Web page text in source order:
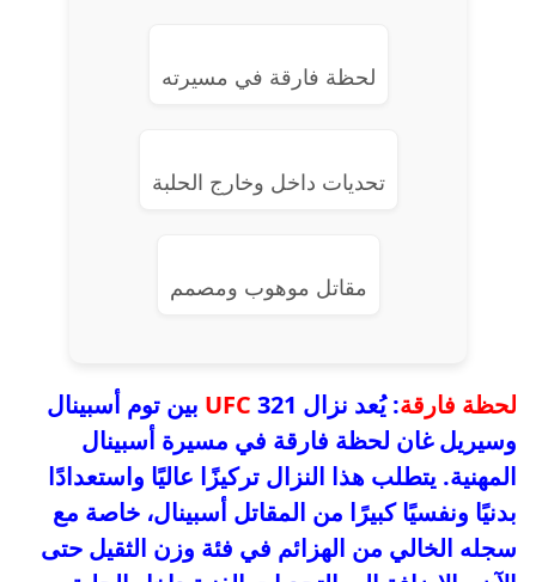
لحظة فارقة في مسيرته
تحديات داخل وخارج الحلبة
مقاتل موهوب ومصمم
لحظة فارقة: يُعد نزال UFC 321 بين توم أسبينال
وسيريل غان لحظة فارقة في مسيرة أسبينال
المهنية. يتطلب هذا النزال تركيزًا عاليًا واستعدادًا
بدنيًا ونفسيًا كبيرًا من المقاتل أسبينال، خاصة مع
سجله الخالي من الهزائم في فئة وزن الثقيل حتى